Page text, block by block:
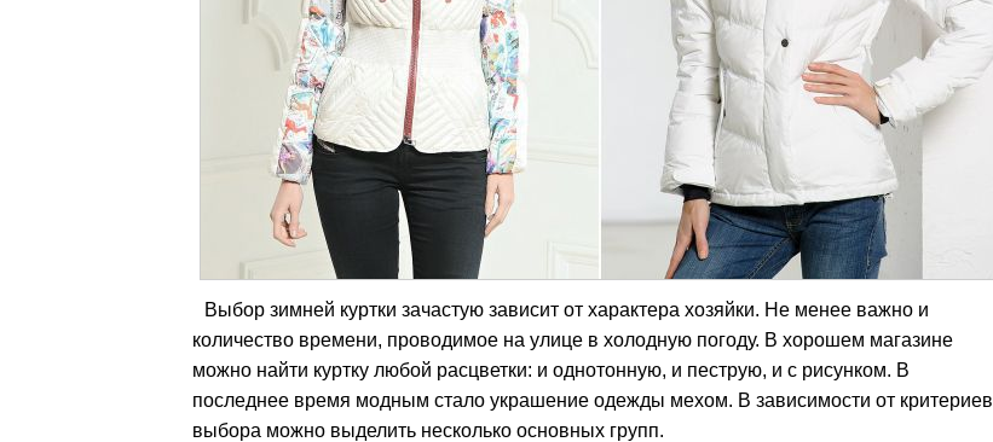
Выбор зимней куртки зачастую зависит от характера хозяйки. Не менее важно и
количество времени, проводимое на улице в холодную погоду. В хорошем магазине
можно найти куртку любой расцветки: и однотонную, и пеструю, и с рисунком. В
последнее время модным стало украшение одежды мехом. В зависимости от критериев
выбора можно выделить несколько основных групп.